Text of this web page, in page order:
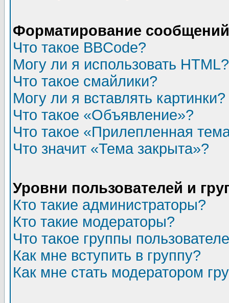
Форматирование
Что такое BBCode?
Могу ли я использовать HTML?
Что такое смайлики?
Могу ли я вставлять картинки?
Что такое «Объявление»?
Что такое «Прилепленная
Что значит «Тема закрыта»?
Уровни пользователей и
Кто такие администраторы?
Кто такие модераторы?
Что такое группы
Как мне вступить в группу?
Как мне стать модератором